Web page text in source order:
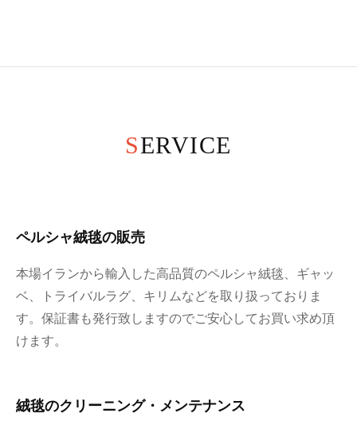
SERVICE
ペルシャ絨毯の販売
本場イランから輸入した高品質のペルシャ絨毯、ギャッ
ベ、トライバルラグ、キリムなどを取り扱っておりま
す。保証書も発行致しますのでご安心してお買い求め頂
けます。
絨毯のクリーニング・メンテナンス